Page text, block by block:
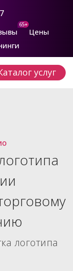
65+
Цены
услуг
логотипа